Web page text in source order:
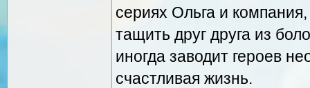
сериях Ольга и
тащить друг друга из
иногда заводит героев
счастливая жизнь.